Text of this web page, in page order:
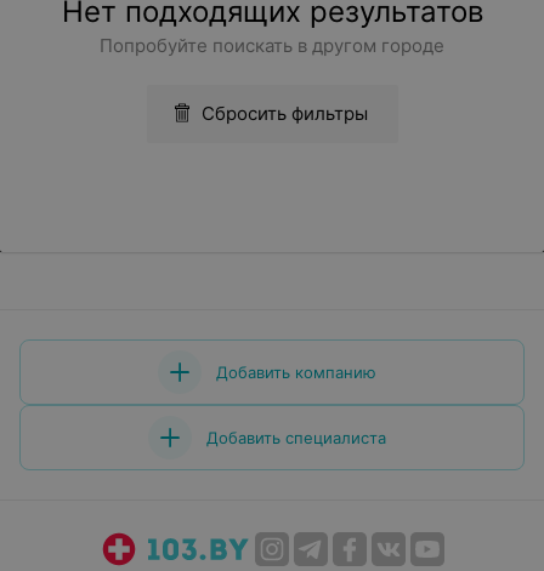
Нет подходящих результатов
Попробуйте поискать в другом городе
Сбросить фильтры
Добавить компанию
Добавить специалиста